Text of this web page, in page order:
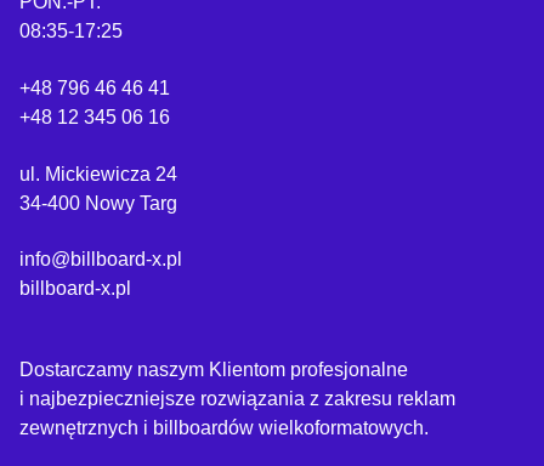
08:35-17:25
+48 796 46 46 41
+48 12 345 06 16
ul. Mickiewicza 24
34-400 Nowy Targ
info@billboard-x.pl
billboard-x.pl
Dostarczamy naszym Klientom profesjonalne
i najbezpieczniejsze rozwiązania z zakresu reklam
zewnętrznych i billboardów wielkoformatowych.